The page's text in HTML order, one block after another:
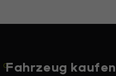
Fahrzeug kaufen